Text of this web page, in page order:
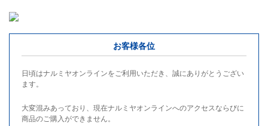
お客様各位
日頃はナルミヤオンラインをご利用いただき、誠にありがとうござい
ます。
大変混みあっており、現在ナルミヤオンラインへのアクセスならびに
商品のご購入ができません。